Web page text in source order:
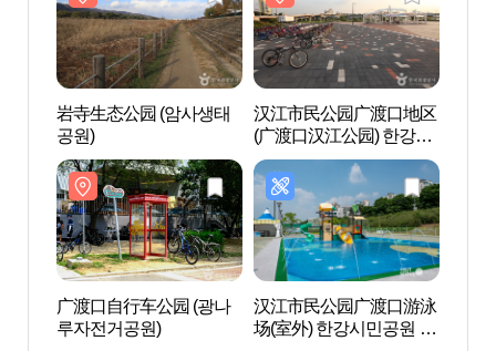
岩寺生态公园 (암사생태
공원)
汉江市民公园广渡口地区
(广渡口汉江公园) 한강시
민공원 광나루지구(광나
루한강공원)
广渡口自行车公园 (광나
루자전거공원)
汉江市民公园广渡口游泳
场(室外) 한강시민공원 광